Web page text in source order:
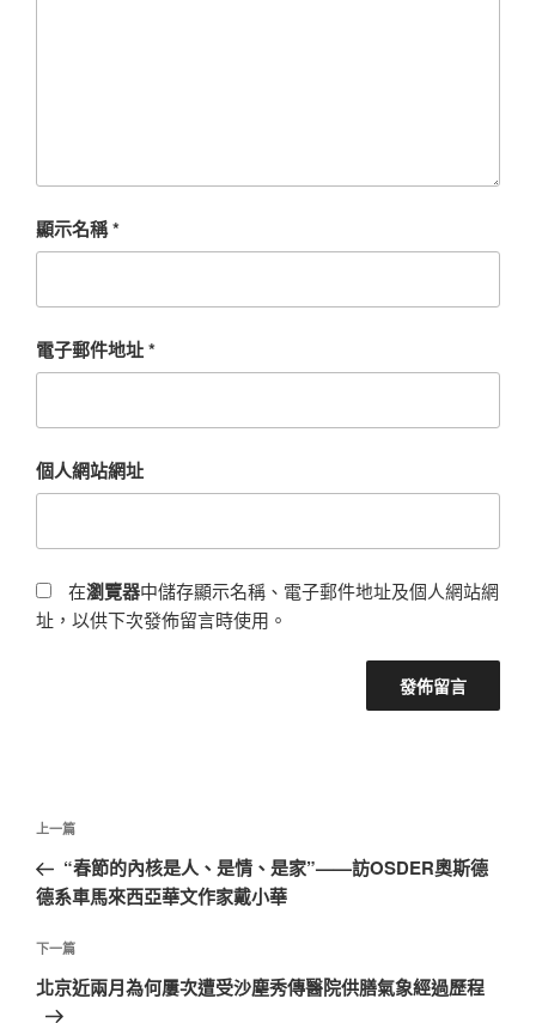
顯示名稱*
電子郵件地址*
個人網站網址
在瀏覽器中儲存顯示名稱、電子郵件地址及個人網站網
址，以供下次發佈留言時使用。
文
導
覽
上
一
篇
章
上一篇
“春節的內核是人、是情、是家”——訪OSDER奧斯德
德系車馬來西亞華文作家戴小華
下
一
篇
下一篇
北京近兩月為何屢次遭受沙塵秀傳醫院供膳氣象經過歷程